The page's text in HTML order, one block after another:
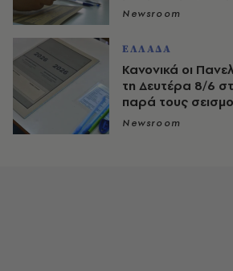
Newsroom
ΕΛΛΑΔΑ
Κανονικά οι
τη Δευτέρα 8/6
παρά τους
Newsroom